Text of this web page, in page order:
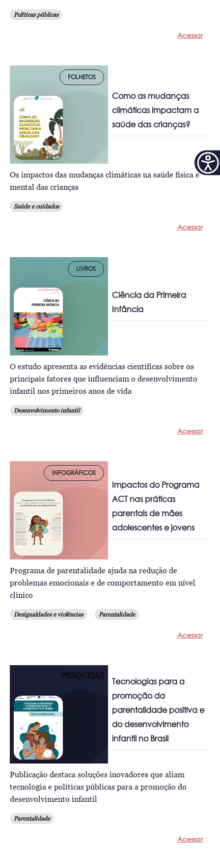
Políticas públicas
Acessar
FOLHETOS
Como as mudanças
climáticas impactam a
saúde das crianças?
Os impactos das mudanças climáticas na saúde física e
mental das crianças
Saúde e cuidados
Acessar
LIVROS
Ciência da Primeira
Infância
O estudo apresenta as evidências científicas sobre os
principais fatores que influenciam o desenvolvimento
infantil nos primeiros anos de vida
Desenvolvimento infantil
Acessar
INFOGRÁFICOS
Impactos do Programa
ACT nas práticas
parentais de mães
adolescentes e jovens
Programa de parentalidade ajuda na redução de
problemas emocionais e de comportamento em nível
clínico
Desigualdades e violências Parentalidade
Acessar
PESQUISAS
Tecnologias para a
promoção da
parentalidade positiva e
do desenvolvimento
infantil no Brasil
Publicação destaca soluções inovadores que aliam
tecnologia e políticas públicas para a promoção do
desenvolvimento infantil
Parentalidade
Acessar